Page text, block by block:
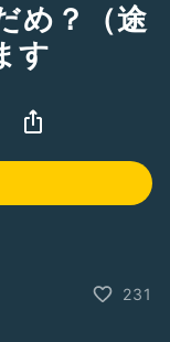
め？（途
す
231